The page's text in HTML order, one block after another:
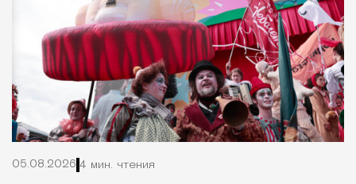
05.08.2026 4 мин. чтения